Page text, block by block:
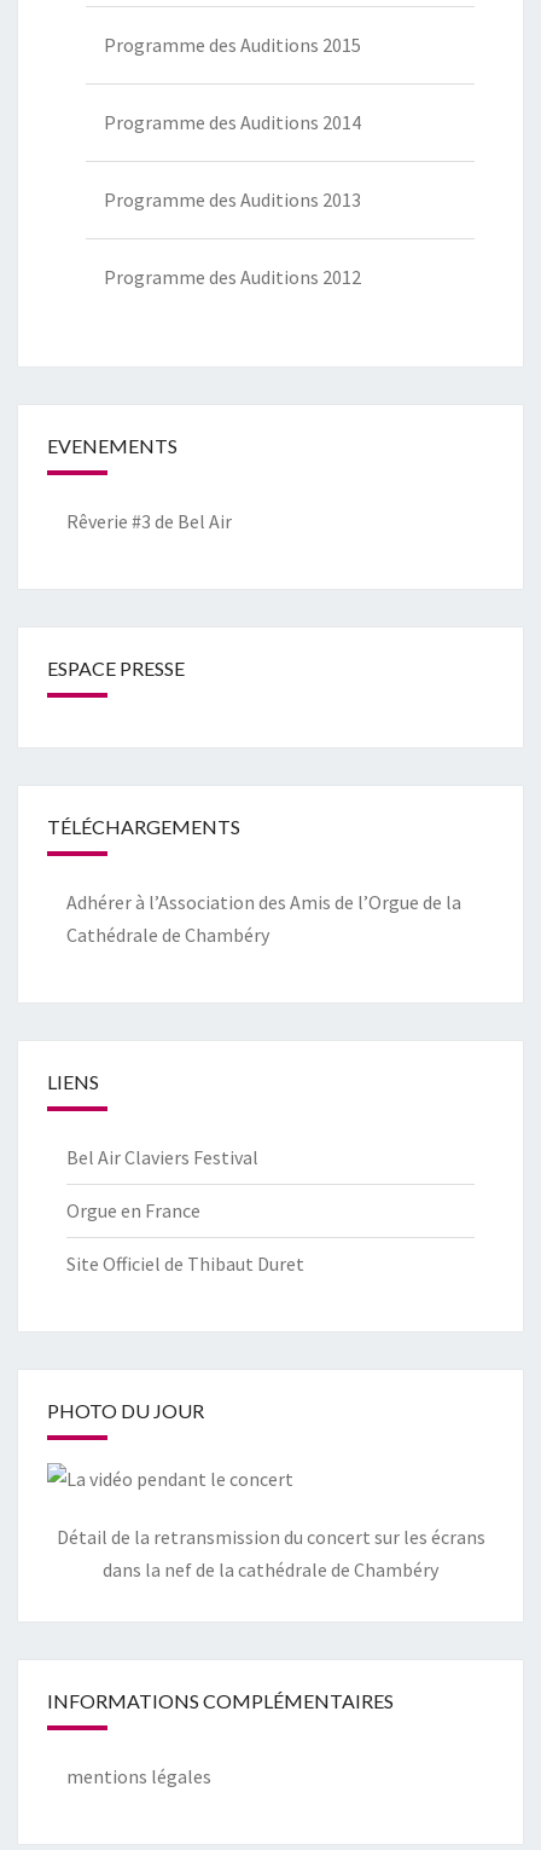
Programme des Auditions 2015
Programme des Auditions 2014
Programme des Auditions 2013
Programme des Auditions 2012
EVENEMENTS
Rêverie #3 de Bel Air
ESPACE PRESSE
TÉLÉCHARGEMENTS
Adhérer à l’Association des Amis de l’Orgue de la
Cathédrale de Chambéry
LIENS
Bel Air Claviers Festival
Orgue en France
Site Officiel de Thibaut Duret
PHOTO DU JOUR
Détail de la retransmission du concert sur les écrans
dans la nef de la cathédrale de Chambéry
INFORMATIONS COMPLÉMENTAIRES
mentions légales